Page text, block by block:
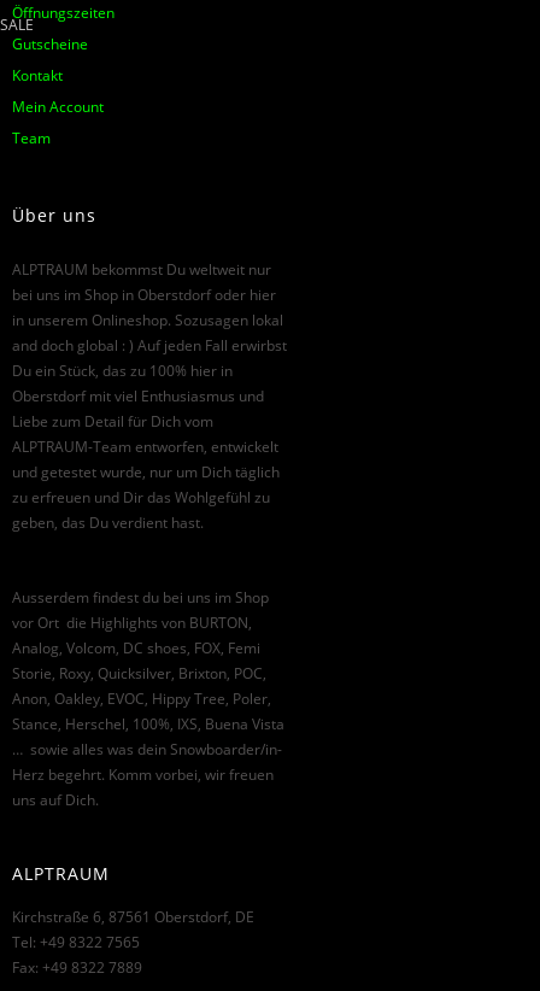
SALE
Öffnungszeiten
Gutscheine
Kontakt
Mein Account
Team
Über uns
ALPTRAUM bekommst Du weltweit nur
bei uns im Shop in Oberstdorf oder hier
in unserem Onlineshop. Sozusagen lokal
and doch global : ) Auf jeden Fall erwirbst
Du ein Stück, das zu 100% hier in
Oberstdorf mit viel Enthusiasmus und
Liebe zum Detail für Dich vom
ALPTRAUM-Team entworfen, entwickelt
und getestet wurde, nur um Dich täglich
zu erfreuen und Dir das Wohlgefühl zu
geben, das Du verdient hast.
Ausserdem findest du bei uns im Shop
vor Ort die Highlights von BURTON,
Analog, Volcom, DC shoes, FOX, Femi
Storie, Roxy, Quicksilver, Brixton, POC,
Anon, Oakley, EVOC, Hippy Tree, Poler,
Stance, Herschel, 100%, IXS, Buena Vista
… sowie alles was dein Snowboarder/in-
Herz begehrt. Komm vorbei, wir freuen
uns auf Dich.
ALPTRAUM
Kirchstraße 6, 87561 Oberstdorf, DE
Tel: +49 8322 7565
Fax: +49 8322 7889